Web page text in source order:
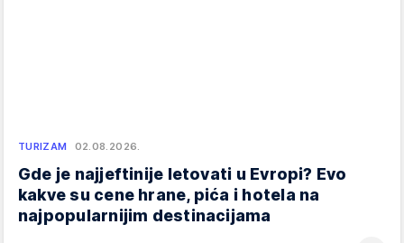
TURIZAM 02.08.2026.
Gde je najjeftinije letovati u Evropi? Evo
kakve su cene hrane, pića i hotela na
najpopularnijim destinacijama